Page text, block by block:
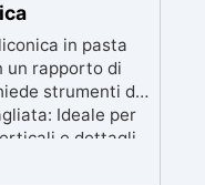
in pasta
un rapporto di
strumenti di
Ideale per
e dettagli
gesso, cera,